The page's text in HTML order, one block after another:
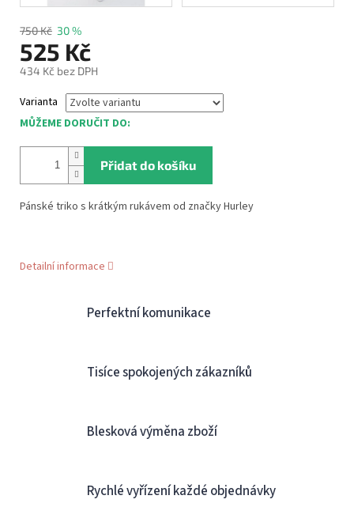
750 Kč 30 %
525 Kč
434 Kč bez DPH
cena:
Varianta
MŮŽEME DORUČIT DO:
Přidat do košíku
Pánské triko s krátkým rukávem od značky Hurley
Detailní informace
Perfektní komunikace
Tisíce spokojených zákazníků
Blesková výměna zboží
Rychlé vyřízení každé objednávky